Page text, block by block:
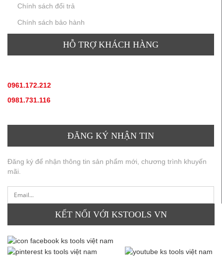
Chính sách đổi trả
Chính sách bảo hành
HỖ TRỢ KHÁCH HÀNG
0961.172.212
0981.731.116
ĐĂNG KÝ NHẬN TIN
Đăng ký để nhận thông tin sản phẩm mới, chương trình khuyến
mãi.
KẾT NỐI VỚI KSTOOLS VN